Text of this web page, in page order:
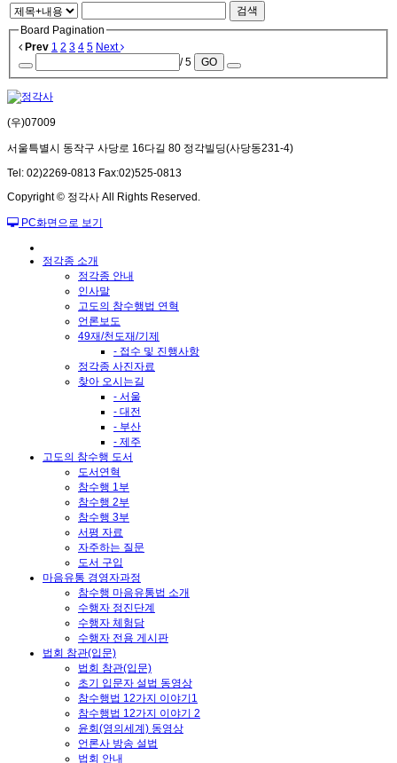
검색
Board Pagination
Prev 1 2 3 4 5 Next
/ 5
GO
(우)07009
서울특별시 동작구 사당로 16다길 80 정각빌딩(사당동231-4)
Tel: 02)2269-0813 Fax:02)525-0813
Copyright © 정각사 All Rights Reserved.
PC화면으로 보기
정각종 소개
정각종 안내
인사말
고도의 참수행법 연혁
언론보도
49재/천도재/기제
- 접수 및 진행사항
정각종 사진자료
찾아 오시는길
- 서울
- 대전
- 부산
- 제주
고도의 참수행 도서
도서연혁
참수행 1부
참수행 2부
참수행 3부
서평 자료
자주하는 질문
도서 구입
마음유통 경영자과정
참수행 마음유통법 소개
수행자 정진단계
수행자 체험담
수행자 전용 게시판
법회 참관(입문)
법회 참관(입문)
초기 입문자 설법 동영상
참수행법 12가지 이야기1
참수행법 12가지 이야기 2
윤회(영의세계) 동영상
언론사 방송 설법
법회 안내